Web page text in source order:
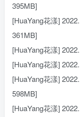
395MB]
[HuaYang花漾]
361MB]
[HuaYang花漾]
[HuaYang花漾]
[HuaYang花漾]
598MB]
[HuaYang花漾]